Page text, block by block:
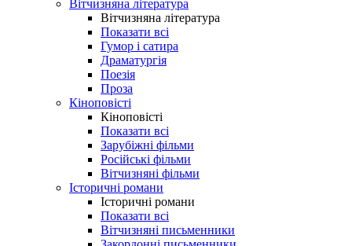
Вітчизняна література
Вітчизняна література
Показати всі
Гумор і сатира
Драматургія
Поезія
Проза
Кіноповісті
Кіноповісті
Показати всі
Зарубіжні фільми
Російські фільми
Вітчизняні фільми
Історичні романи
Історичні романи
Показати всі
Вітчизняні письменники